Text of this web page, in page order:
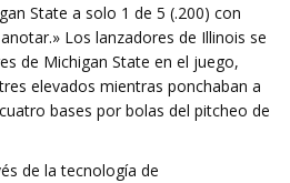
State a solo 1 de 5 (.200) con
Los lanzadores de Illinois se
de Michigan State en el juego,
elevados mientras ponchaban a
bases por bolas del pitcheo de
de la tecnología de